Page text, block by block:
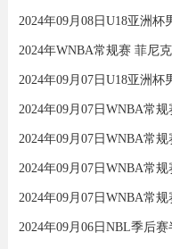
2024年WNBA常规赛 菲尼
2024年09月07日WNBA常